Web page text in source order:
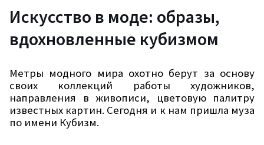
Искусство в моде: образы,
вдохновленные кубизмом
Метры модного мира охотно берут за основу
своих коллекций работы художников,
направления в живописи, цветовую палитру
известных картин. Сегодня и к нам пришла муза
по имени Кубизм.